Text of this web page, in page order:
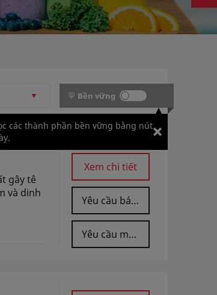
Bền vững
các thành phần bền vững bằng nút
gây tê
và dinh
Xem chi tiết
Yêu cầu báo giá
Yêu cầu mẫu